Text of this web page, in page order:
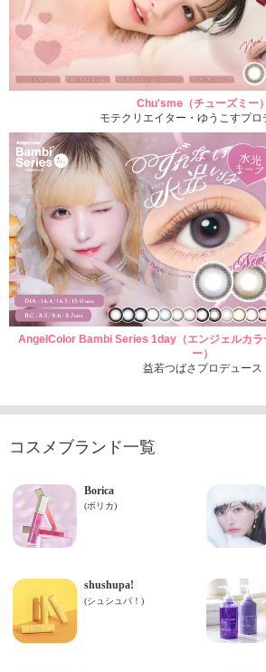
Chu'sme（チューズミー）
モテクリエイター・ゆうこすプロ
AngelColor Bambi Series 1day（エンジェルカラ
ー）
益若つばさプロデュース
コスメブランド一覧